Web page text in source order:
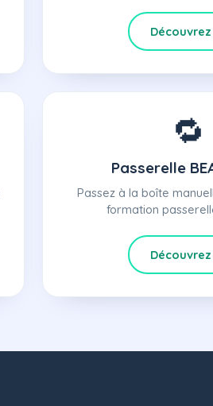
🔁
Passerelle
Passez à la boîte
formation